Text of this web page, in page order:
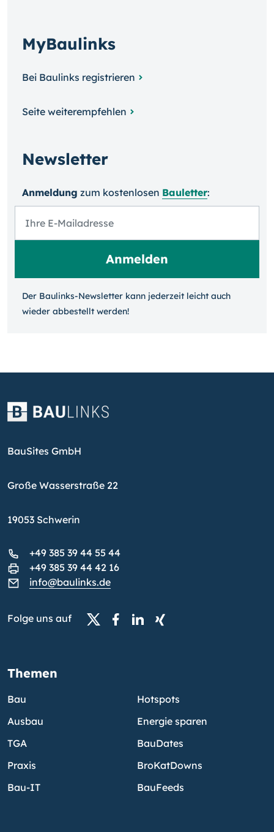
MyBaulinks
Bei Baulinks registrieren
Seite weiterempfehlen
Newsletter
Anmeldung zum kosten­losen Bauletter:
Der Baulinks-Newsletter kann jeder­zeit leicht auch
wieder ab­bestellt werden!
BauSites GmbH
Große Wasserstraße 22
19053 Schwerin
+49 385 39 44 55 44
+49 385 39 44 42 16
info@baulinks.de
Folge uns auf
Themen
Bau
Ausbau
TGA
Praxis
Bau-IT
Hotspots
Energie sparen
BauDates
BroKatDowns
BauFeeds